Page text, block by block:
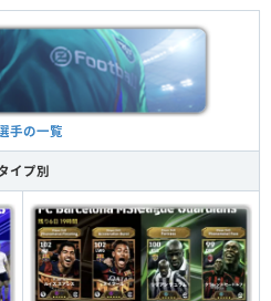
手の一覧
イプ別